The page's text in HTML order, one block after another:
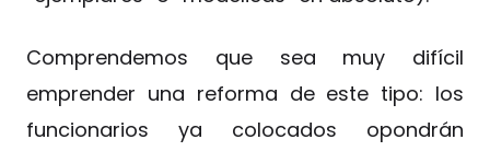
Comprendemos que sea muy difícil
emprender una reforma de este tipo: los
funcionarios ya colocados opondrán